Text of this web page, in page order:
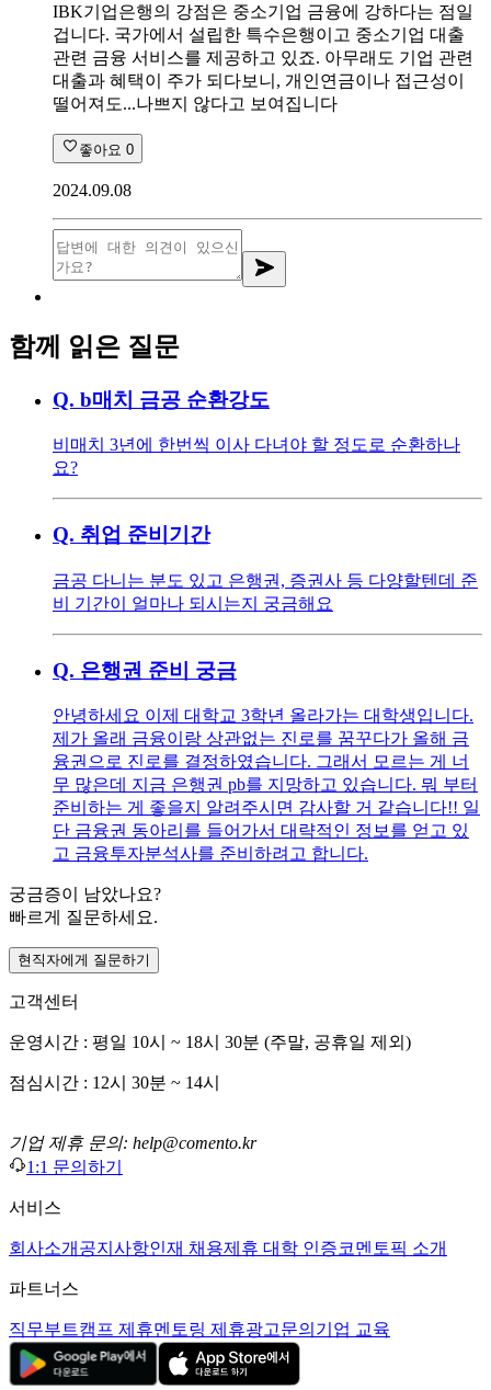
IBK기업은행의 강점은 중소기업 금융에 강하다는 점일
겁니다. 국가에서 설립한 특수은행이고 중소기업 대출
관련 금융 서비스를 제공하고 있죠. 아무래도 기업 관련
대출과 혜택이 주가 되다보니, 개인연금이나 접근성이
떨어져도...나쁘지 않다고 보여집니다
좋아요 0
2024.09.08
함께 읽은 질문
Q. b매치 금공 순환강도
비매치 3년에 한번씩 이사 다녀야 할 정도로 순환하나
요?
Q. 취업 준비기간
금공 다니는 분도 있고 은행권, 증권사 등 다양할텐데 준
비 기간이 얼마나 되시는지 궁금해요
Q. 은행권 준비 궁금
안녕하세요 이제 대학교 3학년 올라가는 대학생입니다.
제가 올래 금융이랑 상관없는 진로를 꿈꾸다가 올해 금
융권으로 진로를 결정하였습니다. 그래서 모르는 게 너
무 많은데 지금 은행권 pb를 지망하고 있습니다. 뭐 부터
준비하는 게 좋을지 알려주시면 감사할 거 같습니다!! 일
단 금융권 동아리를 들어가서 대략적인 정보를 얻고 있
고 금융투자분석사를 준비하려고 합니다.
궁금증이 남았나요?
빠르게 질문하세요.
현직자에게 질문하기
고객센터
운영시간 : 평일 10시 ~ 18시 30분 (주말, 공휴일 제외)
점심시간 : 12시 30분 ~ 14시
기업 제휴 문의: help@comento.kr
1:1 문의하기
서비스
회사소개 공지사항인재 채용제휴 대학 인증코멘토픽 소개
파트너스
직무부트캠프 제휴멘토링 제휴광고문의 기업 교육